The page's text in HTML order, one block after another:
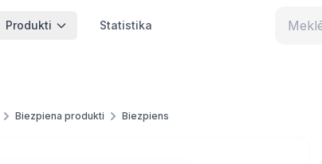
Produkti Statistika
Biezpiena produkti Biezpiens